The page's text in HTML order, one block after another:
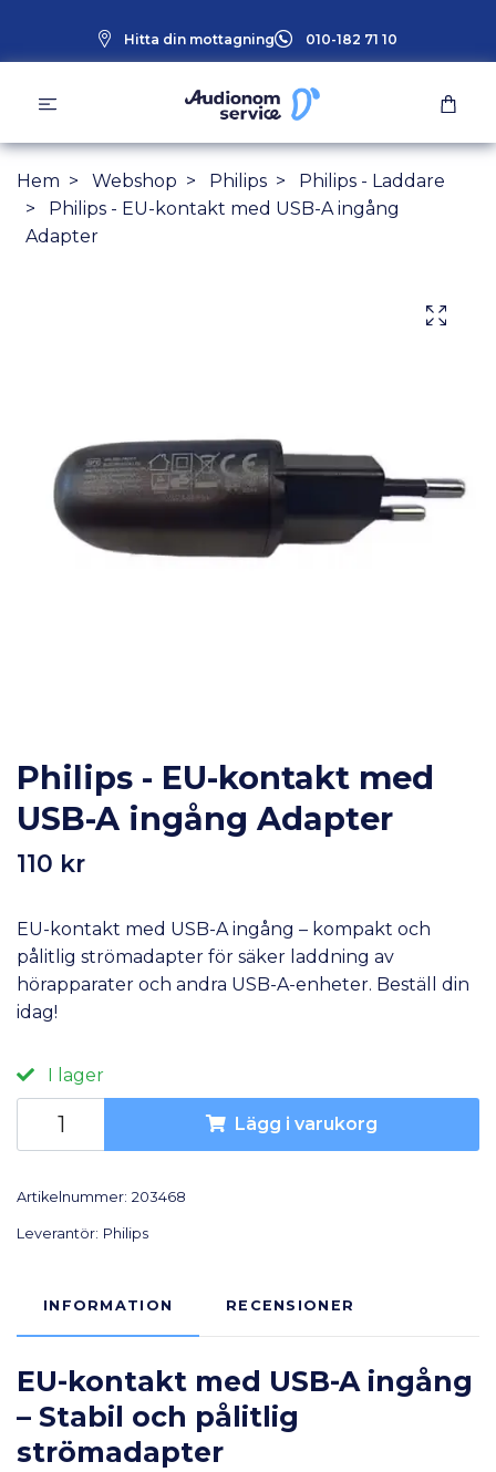
Hitta din mottagning 010-182 71 10
Hem Webshop Philips
Philips - Laddare
Philips - EU-kontakt med USB-A ingång
Adapter
Philips - EU-kontakt med
USB-A ingång Adapter
110 kr
EU-kontakt med USB-A ingång – kompakt och
pålitlig strömadapter för säker laddning av
hörapparater och andra USB-A-enheter. Beställ din
idag!
I lager
Lägg i varukorg
Artikelnummer: 203468
Leverantör: Philips
INFORMATION RECENSIONER
EU-kontakt med USB-A ingång
– Stabil och pålitlig
strömadapter